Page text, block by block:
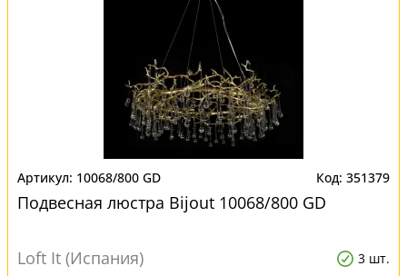
10068/800 GD 351379
Подвесная люстра Bijout 10068/800 GD
Loft It (Испания) 3 шт.